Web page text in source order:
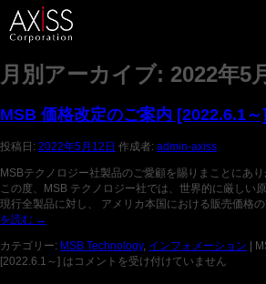
月別アーカイブ: 2022年5月
MSB 価格改定のご案内 [2022.6.1～]
投稿日: 2022年5月12日 作成者: admin-axiss
MSBテクノロジー社製品のご愛顧を賜りまことにあり
この度、MSB テクノロジー社では、世界的に厳しい
現⾏全製品に対し、 アメリカ本国における販売価格
を読む →
カテゴリー: MSB Technology, インフォメーション
[2022.6.1～] は コメントを受け付けていません